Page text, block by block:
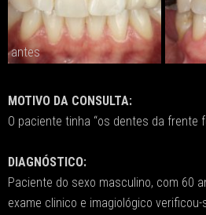
antes
MOTIVO DA CONSULTA:
O paciente tinha “os dentes da frente
DIAGNÓSTICO:
Paciente do sexo masculino, com 60
exame clinico e imagiológico